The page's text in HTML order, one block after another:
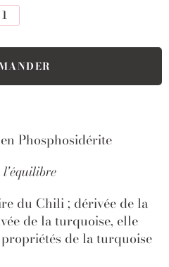
Phosphosidérite
du Chili ; dérivée de la
de la turquoise, elle
de la turquoise